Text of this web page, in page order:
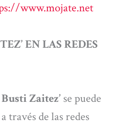
www.mojate.net
EN LAS REDES
Zaitez’ se puede
través de las redes